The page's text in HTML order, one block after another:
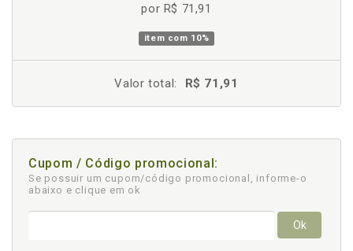
por R$ 71,91
item com 10%
Valor total: R$ 71,91
Cupom / Código promocional:
Se possuir um cupom/código promocional, informe-o
abaixo e clique em ok
Ok